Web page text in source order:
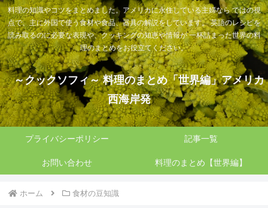
料理の知識やコツをまとめました。アメリカに永住している主婦なら ではの視
点で、主に外国で使う食材や食品、器具の解説をしています。 英語のレシピを
読み取るのに必要な表現や、クッキングの知恵や情報が 一杯詰まった世界の料
理のまとめをお役立てください。
～クックソフィ～ 料理のまとめ「世界編」アメリカ
西海岸発
プライバシーポリシー 記事一覧
お問い合わせ 料理のまとめ【世界編】
ホーム 食材の豆知識